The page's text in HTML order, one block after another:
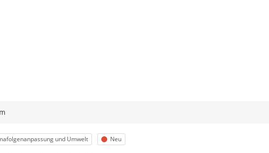
und Umwelt Status
Neu